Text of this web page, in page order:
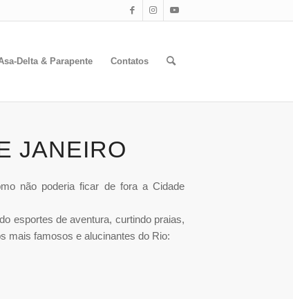
Delta & Parapente Contatos
JANEIRO
não poderia ficar de fora a Cidade
esportes de aventura, curtindo praias,
mais famosos e alucinantes do Rio: